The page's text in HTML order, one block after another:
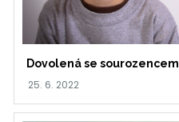
Dovolená se sourozencem